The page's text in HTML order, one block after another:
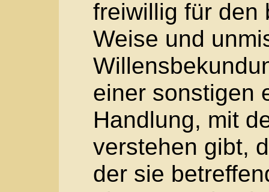
Die Internetseiten der
Cookies. Cookies
einen
abgelegt und
Zahlreiche
Cookies. Viele